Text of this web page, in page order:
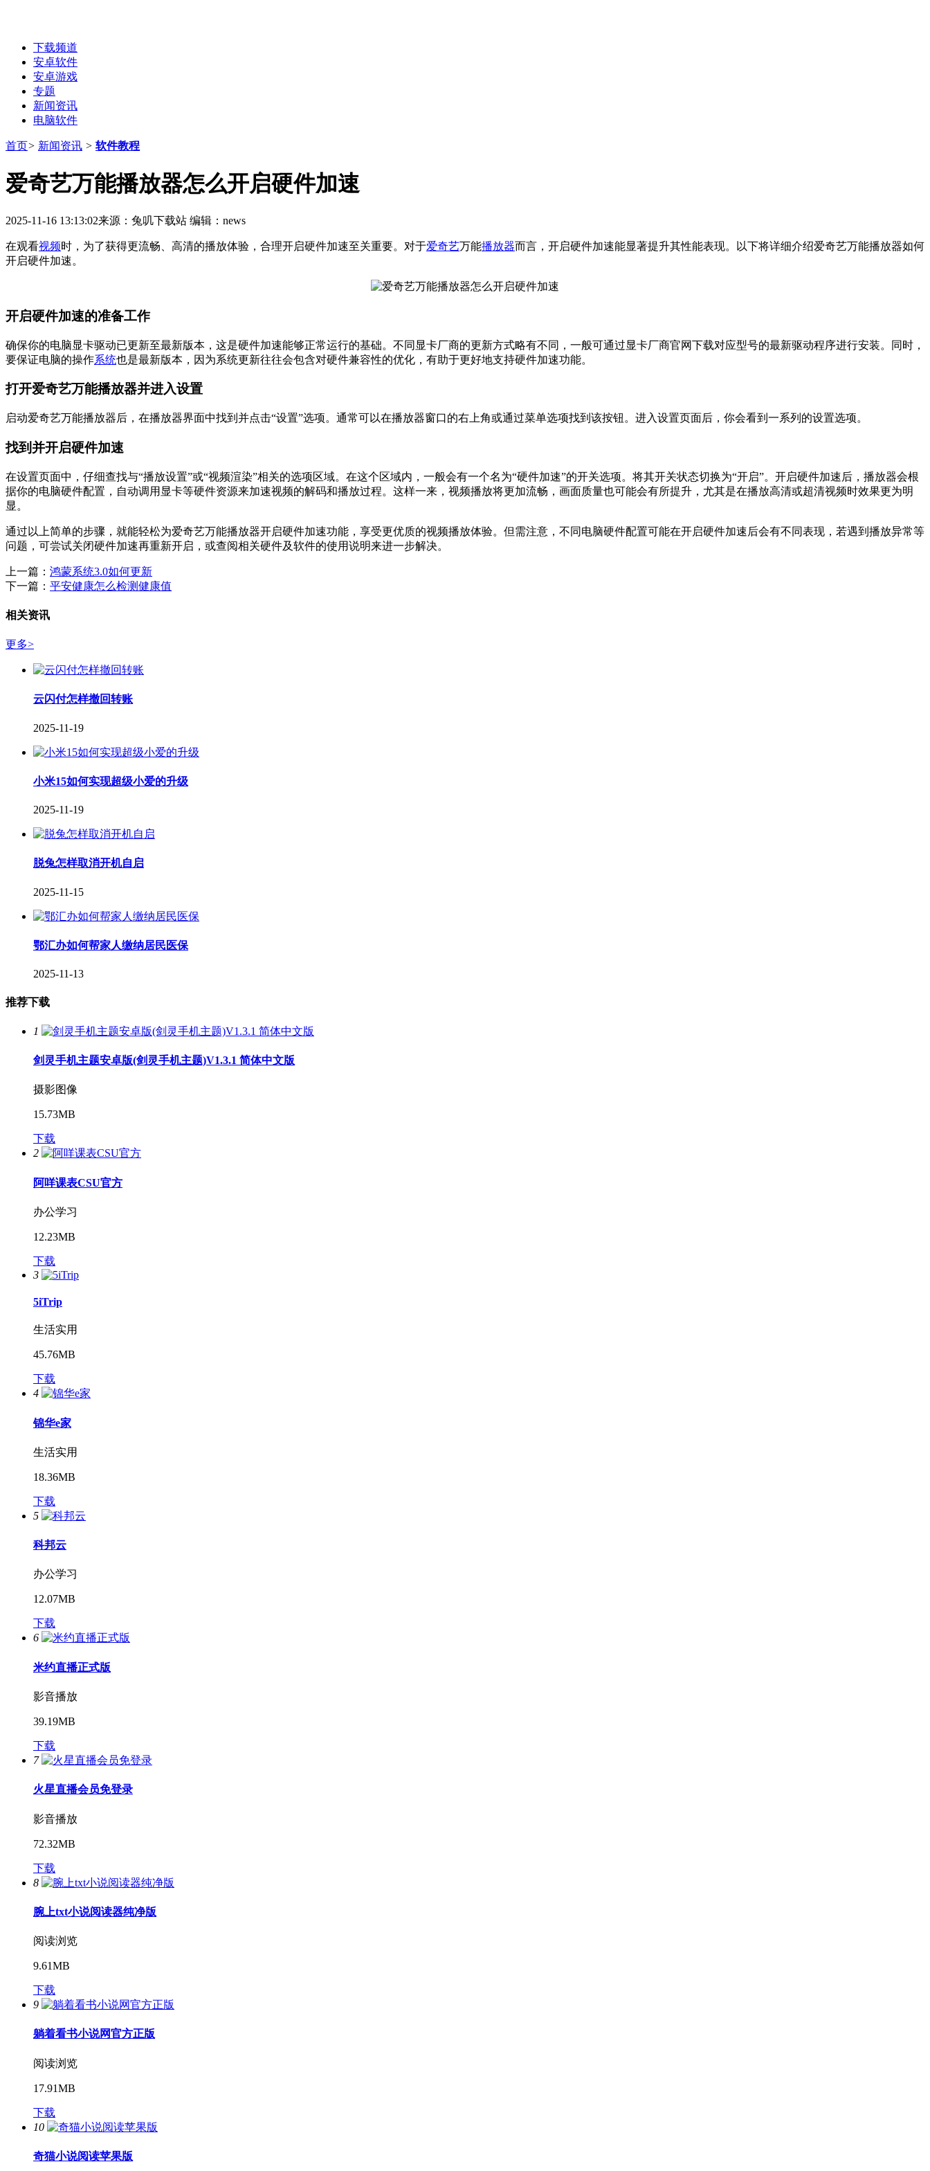
下载频道
安卓软件
安卓游戏
专题
新闻资讯
电脑软件
首页> 新闻资讯 > 软件教程
爱奇艺万能播放器怎么开启硬件加速
2025-11-16 13:13:02来源：兔叽下载站 编辑：news
在观看视频时，为了获得更流畅、高清的播放体验，合理开启硬件加速至关重要。对于爱奇艺万能播放器而言，开启硬件加速能显著提升其性能表现。以下将详细介绍爱奇艺万能播放器如何
开启硬件加速。
开启硬件加速的准备工作
确保你的电脑显卡驱动已更新至最新版本，这是硬件加速能够正常运行的基础。不同显卡厂商的更新方式略有不同，一般可通过显卡厂商官网下载对应型号的最新驱动程序进行安装。同时，
要保证电脑的操作系统也是最新版本，因为系统更新往往会包含对硬件兼容性的优化，有助于更好地支持硬件加速功能。
打开爱奇艺万能播放器并进入设置
启动爱奇艺万能播放器后，在播放器界面中找到并点击“设置”选项。通常可以在播放器窗口的右上角或通过菜单选项找到该按钮。进入设置页面后，你会看到一系列的设置选项。
找到并开启硬件加速
在设置页面中，仔细查找与“播放设置”或“视频渲染”相关的选项区域。在这个区域内，一般会有一个名为“硬件加速”的开关选项。将其开关状态切换为“开启”。开启硬件加速后，播放器会根
据你的电脑硬件配置，自动调用显卡等硬件资源来加速视频的解码和播放过程。这样一来，视频播放将更加流畅，画面质量也可能会有所提升，尤其是在播放高清或超清视频时效果更为明
显。
通过以上简单的步骤，就能轻松为爱奇艺万能播放器开启硬件加速功能，享受更优质的视频播放体验。但需注意，不同电脑硬件配置可能在开启硬件加速后会有不同表现，若遇到播放异常等
问题，可尝试关闭硬件加速再重新开启，或查阅相关硬件及软件的使用说明来进一步解决。
上一篇： 鸿蒙系统3.0如何更新
下一篇： 平安健康怎么检测健康值
相关资讯
更多>
云闪付怎样撤回转账
2025-11-19
小米15如何实现超级小爱的升级
2025-11-19
脱兔怎样取消开机自启
2025-11-15
鄂汇办如何帮家人缴纳居民医保
2025-11-13
推荐下载
1
剑灵手机主题安卓版(剑灵手机主题)V1.3.1 简体中文版
摄影图像
15.73MB
下载
2
阿咩课表CSU官方
办公学习
12.23MB
下载
3
5iTrip
生活实用
45.76MB
下载
4
锦华e家
生活实用
18.36MB
下载
5
科邦云
办公学习
12.07MB
下载
6
米约直播正式版
影音播放
39.19MB
下载
7
火星直播会员免登录
影音播放
72.32MB
下载
8
腕上txt小说阅读器纯净版
阅读浏览
9.61MB
下载
9
躺着看书小说网官方正版
阅读浏览
17.91MB
下载
10
奇猫小说阅读苹果版